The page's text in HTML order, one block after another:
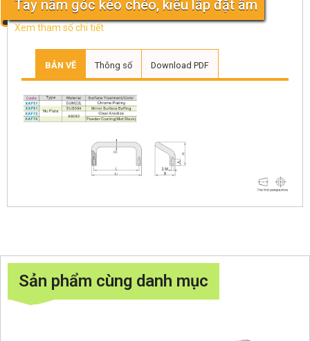
Tay nắm góc kéo chéo, kiểu lắp đặt âm
Xem tham số chi tiết
BẢN VẼ Thông số Download PDF
Sản phẩm cùng danh mục